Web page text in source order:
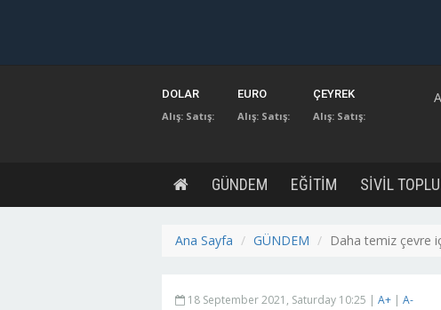
DOLAR
Alış: Satış:
EURO
Alış: Satış:
ÇEYREK
Alış: Satış:
GÜNDEM EĞİTİM SİVİL
Ana Sayfa GÜNDEM Daha temiz çevre
18 September 2021, Saturday 10:25 | A+ | A-